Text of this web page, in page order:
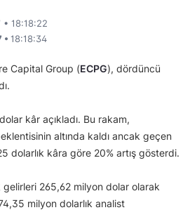
• 18:18:22
• 18:18:34
Capital Group (ECPG), dördüncü
kâr açıkladı. Bu rakam,
altında kaldı ancak geçen
dolarlık kâra göre 20% artış gösterdi.
gelirleri 265,62 milyon dolar olarak
milyon dolarlık analist